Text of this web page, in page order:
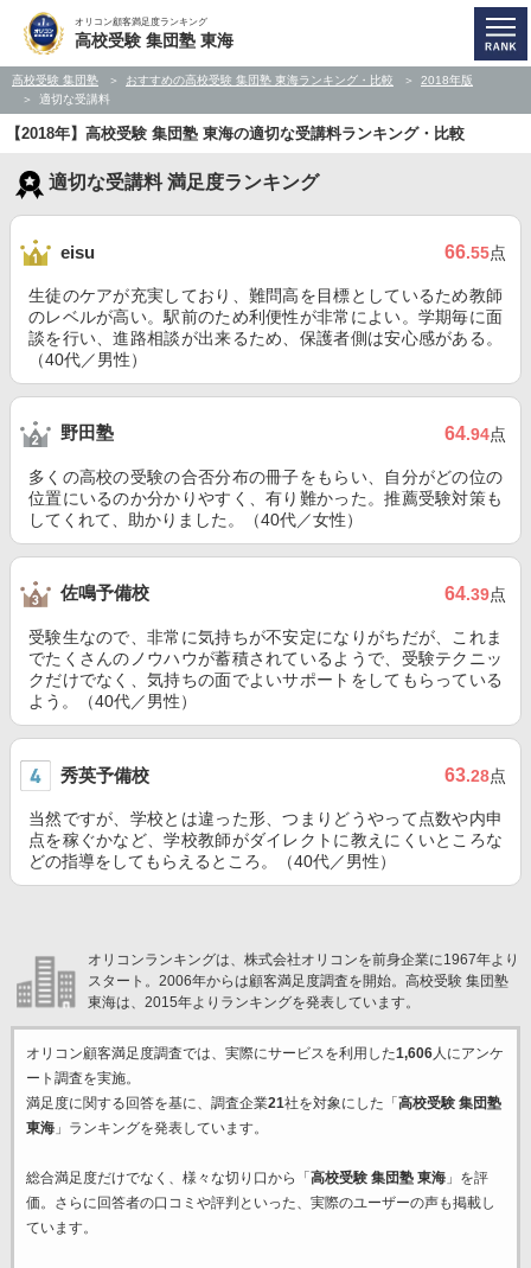
オリコン顧客満足度ランキング
高校受験 集団塾 東海
高校受験 集団塾 おすすめの高校受験 集団塾 東海ランキング・比較
2018年版
適切な受講料
【2018年】高校受験 集団塾 東海の適切な受講料ランキング・比較
適切な受講料 満足度ランキング
eisu 66.55点
生徒のケアが充実しており、難問高を目標としているため教師
のレベルが高い。駅前のため利便性が非常によい。学期毎に面
談を行い、進路相談が出来るため、保護者側は安心感がある。
（40代／男性）
野田塾 64.94点
多くの高校の受験の合否分布の冊子をもらい、自分がどの位の
位置にいるのか分かりやすく、有り難かった。推薦受験対策も
してくれて、助かりました。（40代／女性）
佐鳴予備校 64.39点
受験生なので、非常に気持ちが不安定になりがちだが、これま
でたくさんのノウハウが蓄積されているようで、受験テクニッ
クだけでなく、気持ちの面でよいサポートをしてもらっている
よう。（40代／男性）
秀英予備校 63.28点
当然ですが、学校とは違った形、つまりどうやって点数や内申
点を稼ぐかなど、学校教師がダイレクトに教えにくいところな
どの指導をしてもらえるところ。（40代／男性）
オリコンランキングは、株式会社オリコンを前身企業に1967年より
スタート。2006年からは顧客満足度調査を開始。高校受験 集団塾
東海は、2015年よりランキングを発表しています。
オリコン顧客満足度調査では、実際にサービスを利用した1,606人にアンケ
ート調査を実施。
満足度に関する回答を基に、調査企業21社を対象にした「 高校受験 集団塾
東海」ランキングを発表しています。
総合満足度だけでなく、様々な切り口から「 高校受験 集団塾 東海」を評
価。さらに回答者の口コミや評判といった、実際のユーザーの声も掲載し
ています。